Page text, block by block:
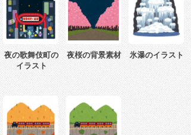
夜の歌舞伎町の
イラスト
夜桜の背景素材 氷瀑のイラスト